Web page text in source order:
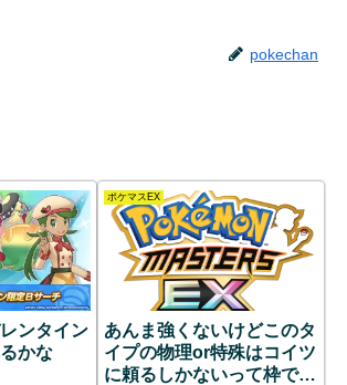
pokechan
ンタイン
かな
ポケマスEX
あんま強くないけどこのタ
イプの物理or特殊はコイツ
に頼るしかないって枠で一